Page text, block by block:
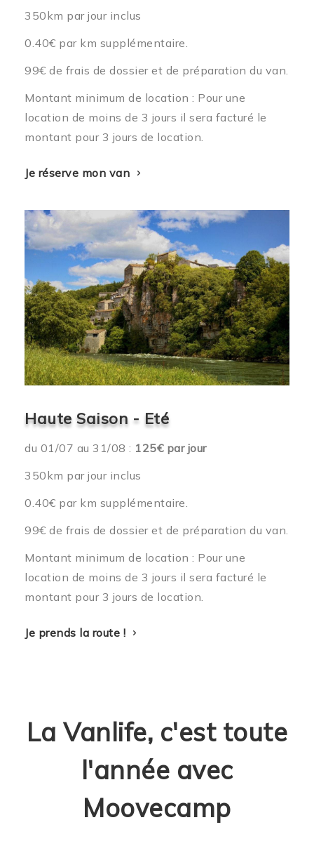
350km par jour inclus
0.40€ par km supplémentaire.
99€ de frais de dossier et de préparation du van.
Montant minimum de location : Pour une
location de moins de 3 jours il sera facturé le
montant pour 3 jours de location.
Je réserve mon van
Haute Saison - Eté
du 01/07 au 31/08 : 125€ par jour
350km par jour inclus
0.40€ par km supplémentaire.
99€ de frais de dossier et de préparation du van.
Montant minimum de location : Pour une
location de moins de 3 jours il sera facturé le
montant pour 3 jours de location.
Je prends la route !
La Vanlife, c'est toute
l'année avec
Moovecamp